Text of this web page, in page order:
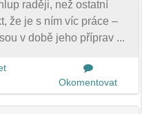
raději, než ostatní
že je s ním víc práce –
v době jeho příprav ...
Okomentovat